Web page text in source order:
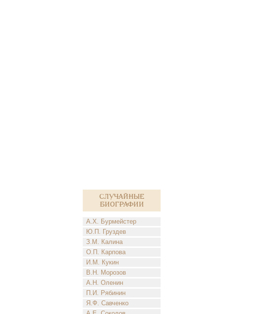
Случайные
биографии
А.Х. Бурмейстер
Ю.П. Груздев
З.М. Калина
О.П. Карпова
И.М. Кукин
В.Н. Морозов
А.Н. Оленин
П.И. Рябинин
Я.Ф. Савченко